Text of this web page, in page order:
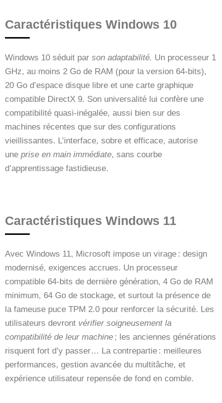
Caractéristiques Windows 10
Windows 10 séduit par son adaptabilité. Un processeur 1
GHz, au moins 2 Go de RAM (pour la version 64-bits),
20 Go d’espace disque libre et une carte graphique
compatible DirectX 9. Son universalité lui confère une
compatibilité quasi-inégalée, aussi bien sur des
machines récentes que sur des configurations
vieillissantes. L’interface, sobre et efficace, autorise
une prise en main immédiate, sans courbe
d’apprentissage fastidieuse.
Caractéristiques Windows 11
Avec Windows 11, Microsoft impose un virage : design
modernisé, exigences accrues. Un processeur
compatible 64-bits de dernière génération, 4 Go de RAM
minimum, 64 Go de stockage, et surtout la présence de
la fameuse puce TPM 2.0 pour renforcer la sécurité. Les
utilisateurs devront vérifier soigneusement la
compatibilité de leur machine ; les anciennes générations
risquent fort d’y passer… La contrepartie : meilleures
performances, gestion avancée du multitâche, et
expérience utilisateur repensée de fond en comble.